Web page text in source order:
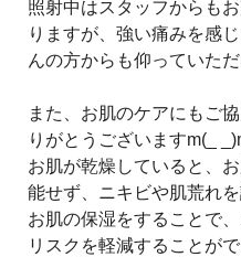
照射中はスタッフからも
りますが、強い痛みを感
んの方からも仰っていた
また、お肌のケアにもご
りがとうございますm(_
お肌が乾燥していると、
能せず、ニキビや肌荒れ
お肌の保湿をすることで
リスクを軽減することが